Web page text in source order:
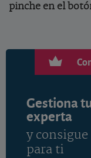
pinche en el
Gestiona
experta
y consigue
para ti